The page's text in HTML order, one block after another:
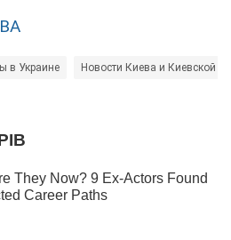
в Украине Новости Киева и Киевской